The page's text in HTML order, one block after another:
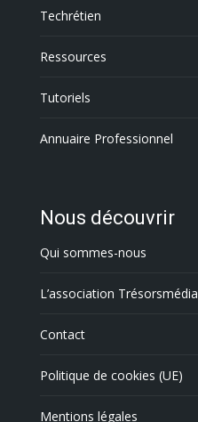
Techrétien
Ressources
Tutoriels
Annuaire Professionnel
Nous découvrir
Qui sommes-nous
L’association Trésorsmédia
Contact
Politique de cookies (UE)
Mentions légales